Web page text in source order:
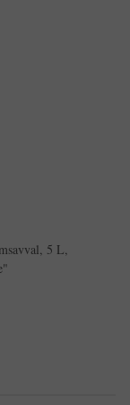
5 L,